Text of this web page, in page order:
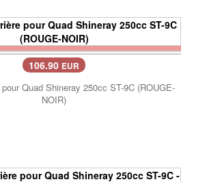
106.90 EUR
Quad Shineray 250cc ST-9C (ROUGE-
NOIR)